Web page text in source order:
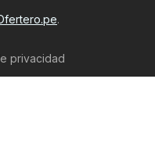
.
privacidad